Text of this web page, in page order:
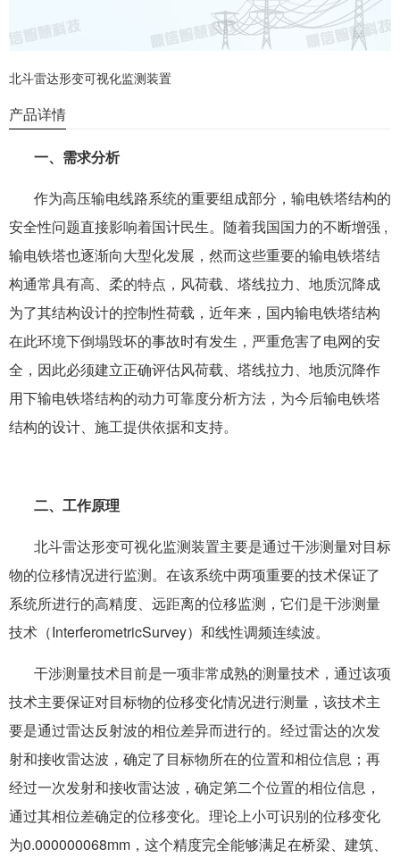
北斗雷达形变可视化监测装置
产品详情
一、需求分析
作为高压输电线路系统的重要组成部分，输电铁塔结构的
安全性问题直接影响着国计民生。随着我国国力的不断增强 ,
输电铁塔也逐渐向大型化发展，然而这些重要的输电铁塔结
构通常具有高、柔的特点，风荷载、塔线拉力、地质沉降成
为了其结构设计的控制性荷载，近年来，国内输电铁塔结构
在此环境下倒塌毁坏的事故时有发生，严重危害了电网的安
全，因此必须建立正确评估风荷载、塔线拉力、地质沉降作
用下输电铁塔结构的动力可靠度分析方法，为今后输电铁塔
结构的设计、施工提供依据和支持。
二、工作原理
北斗雷达形变可视化监测装置主要是通过干涉测量对目标
物的位移情况进行监测。在该系统中两项重要的技术保证了
系统所进行的高精度、远距离的位移监测，它们是干涉测量
技术（InterferometricSurvey）和线性调频连续波。
干涉测量技术目前是一项非常成熟的测量技术，通过该项
技术主要保证对目标物的位移变化情况进行测量，该技术主
要是通过雷达反射波的相位差异而进行的。经过雷达的次发
射和接收雷达波，确定了目标物所在的位置和相位信息；再
经过一次发射和接收雷达波，确定第二个位置的相位信息，
通过其相位差确定的位移变化。理论上小可识别的位移变化
为0.000000068mm，这个精度完全能够满足在桥梁、建筑、